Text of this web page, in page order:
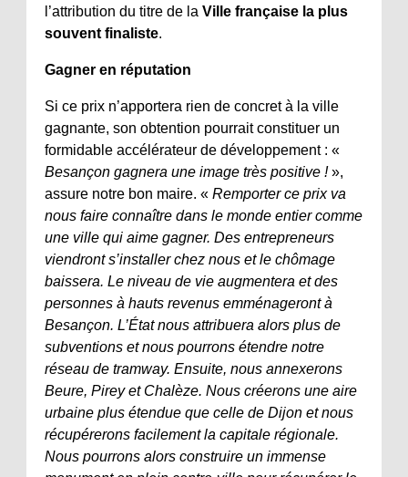
l’attribution du titre de la Ville française la plus
souvent finaliste.
Gagner en réputation
Si ce prix n’apportera rien de concret à la ville
gagnante, son obtention pourrait constituer un
formidable accélérateur de développement : «
Besançon gagnera une image très positive !»,
assure notre bon maire. « Remporter ce prix va
nous faire connaître dans le monde entier comme
une ville qui aime gagner. Des entrepreneurs
viendront s’installer chez nous et le chômage
baissera. Le niveau de vie augmentera et des
personnes à hauts revenus emménageront à
Besançon. L’État nous attribuera alors plus de
subventions et nous pourrons étendre notre
réseau de tramway. Ensuite, nous annexerons
Beure, Pirey et Chalèze. Nous créerons une aire
urbaine plus étendue que celle de Dijon et nous
récupérerons facilement la capitale régionale.
Nous pourrons alors construire un immense